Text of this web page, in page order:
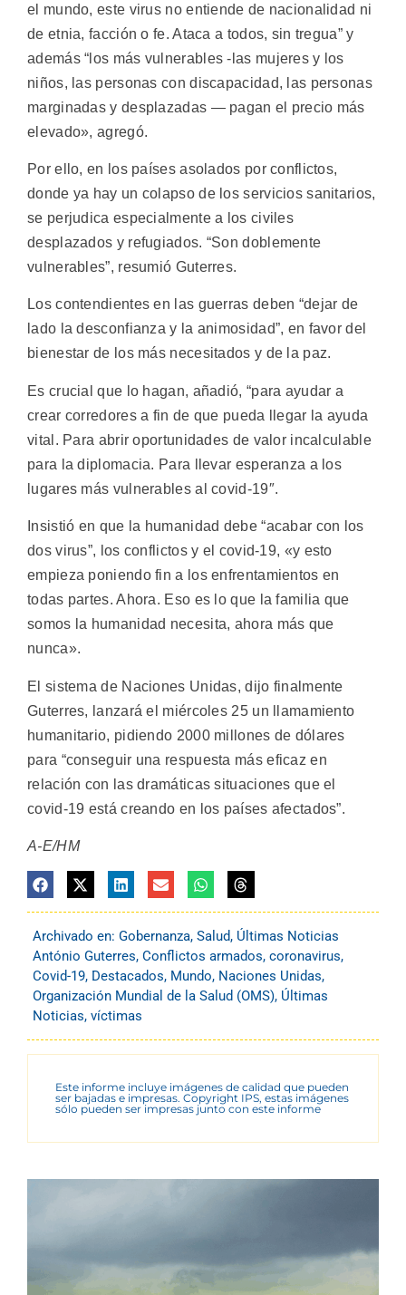
el mundo, este virus no entiende de nacionalidad ni
de etnia, facción o fe. Ataca a todos, sin tregua” y
además “los más vulnerables -las mujeres y los
niños, las personas con discapacidad, las personas
marginadas y desplazadas — pagan el precio más
elevado», agregó.
Por ello, en los países asolados por conflictos,
donde ya hay un colapso de los servicios sanitarios,
se perjudica especialmente a los civiles
desplazados y refugiados. “Son doblemente
vulnerables”, resumió Guterres.
Los contendientes en las guerras deben “dejar de
lado la desconfianza y la animosidad”, en favor del
bienestar de los más necesitados y de la paz.
Es crucial que lo hagan, añadió, “para ayudar a
crear corredores a fin de que pueda llegar la ayuda
vital. Para abrir oportunidades de valor incalculable
para la diplomacia. Para llevar esperanza a los
lugares más vulnerables al covid-19″.
Insistió en que la humanidad debe “acabar con los
dos virus”, los conflictos y el covid-19, «y esto
empieza poniendo fin a los enfrentamientos en
todas partes. Ahora. Eso es lo que la familia que
somos la humanidad necesita, ahora más que
nunca».
El sistema de Naciones Unidas, dijo finalmente
Guterres, lanzará el miércoles 25 un llamamiento
humanitario, pidiendo 2000 millones de dólares
para “conseguir una respuesta más eficaz en
relación con las dramáticas situaciones que el
covid-19 está creando en los países afectados”.
A-E/HM
Archivado en: Gobernanza, Salud, Últimas Noticias
António Guterres, Conflictos armados, coronavirus,
Covid-19, Destacados, Mundo, Naciones Unidas,
Organización Mundial de la Salud (OMS), Últimas
Noticias, víctimas
Este informe incluye imágenes de calidad que pueden
ser bajadas e impresas. Copyright IPS, estas imágenes
sólo pueden ser impresas junto con este informe